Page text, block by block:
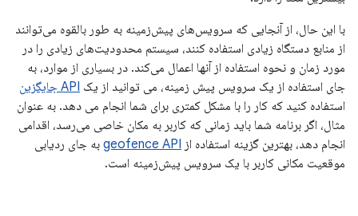
با این حال، از آنجایی که سرویس‌های پیش‌زمینه به طور بالقوه می‌توانند
از منابع دستگاه زیادی استفاده کنند، سیستم محدودیت‌های زیادی را در
مورد زمان و نحوه استفاده از آنها اعمال می‌کند. در بسیاری از موارد، به
جای استفاده از یک سرویس پیش زمینه، می توانید از یک API جایگزین
استفاده کنید که کار را با مشکل کمتری برای شما انجام می دهد. به عنوان
مثال، اگر برنامه شما باید زمانی که کاربر به مکان خاصی می‌رسد، اقدامی
انجام دهد، بهترین گزینه استفاده از geofence API به جای ردیابی
موقعیت مکانی کاربر با یک سرویس پیش‌زمینه است.